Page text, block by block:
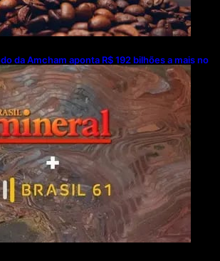
da Amcham aponta R$ 192 bilhões a mais no